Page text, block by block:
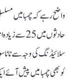
واضح رہے کہ چمبا میں
حادثوں